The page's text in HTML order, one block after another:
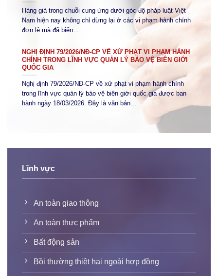
Hàng giả trong chuỗi cung ứng dưới góc độ pháp luật Việt
Nam hiện nay không chỉ dừng lại ở các vi phạm hành chính
đơn lẻ mà đã biến...
NGHỊ ĐỊNH 79/2026/NĐ-CP VỀ XỬ PHẠT VI PHẠM HÀNH
CHÍNH TRONG LĨNH VỰC QUẢN LÝ BẢO VỆ BIÊN GIỚI
QUỐC GIA
Nghị định 79/2026/NĐ-CP về xử phạt vi phạm hành chính
trong lĩnh vực quản lý bảo vệ biên giới quốc gia được ban
hành ngày 18/03/2026. Đây là văn bản...
Lĩnh vực
An toàn giao thông
An toàn thực phẩm
Bất động sản
Bồi thường thiệt hại ngoài hợp đồng